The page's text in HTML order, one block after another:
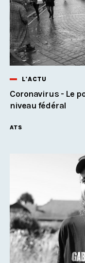
L'ACTU
Coronavirus - Le
niveau fédéral
ATS